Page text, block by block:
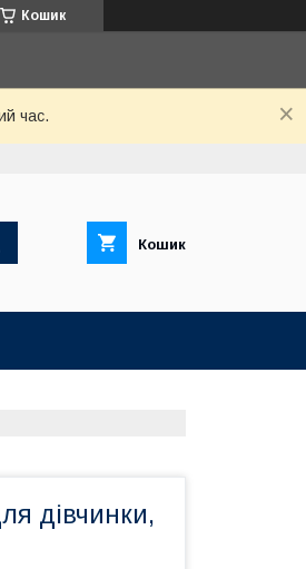
Кошик
час.
Кошик
дівчинки,